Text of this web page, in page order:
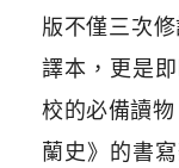
版不僅三次
譯本，更是
校的必備讀
蘭史》的書